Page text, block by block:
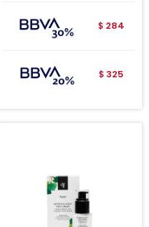
$ 284
$ 325